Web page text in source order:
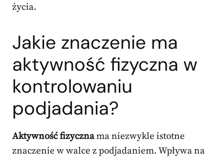
życia.
Jakie znaczenie ma
aktywność fizyczna w
kontrolowaniu
podjadania?
Aktywność fizycznama niezwykle istotne
znaczenie w walce z podjadaniem. Wpływa na